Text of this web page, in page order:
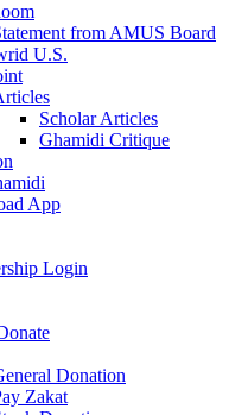
from AMUS Board
U.S.
Scholar Articles
Ghamidi Critique
App
Login
Donation
Zakat